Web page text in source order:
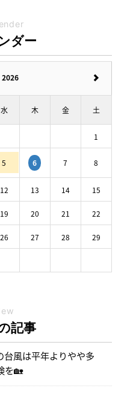
ダー
2026
水 木 金 土
1
5 6 7 8
12 13 14 15
19 20 21 22
26 27 28 29
記事
台風は平年よりやや多
を🏡